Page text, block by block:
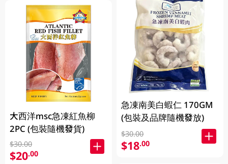
大西洋msc急凍紅魚柳
2PC (包裝隨機發貨)
$30.00
$20.00
急凍南美白蝦仁 170GM
(包裝及品牌隨機發放)
$30.00
$18.00